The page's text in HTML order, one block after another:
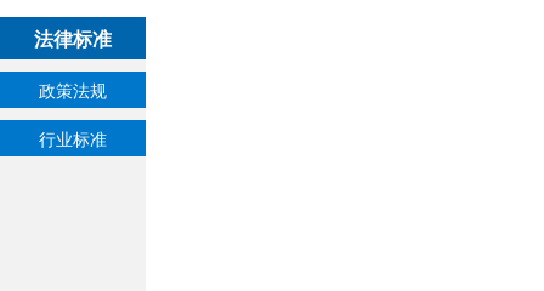
法律标准
政策法规
行业标准